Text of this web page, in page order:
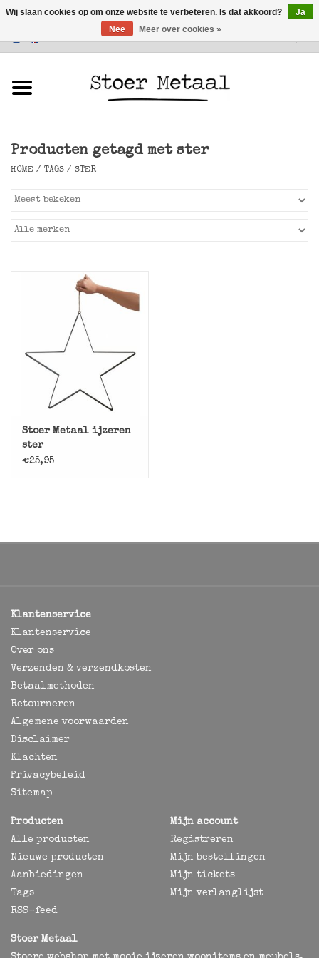
Klantenservice
Verlichting
SALE
Producten getagd met ster
HOME / TAGS / STER
Stoer Metaal ijzeren
ster
€25,95
Klantenservice
Klantenservice
Over ons
Verzenden & verzendkosten
Betaalmethoden
Retourneren
Algemene voorwaarden
Disclaimer
Klachten
Privacybeleid
Sitemap
Producten
Alle producten
Nieuwe producten
Aanbiedingen
Tags
RSS-feed
Mijn account
Registreren
Mijn bestellingen
Mijn tickets
Mijn verlanglijst
Stoer Metaal
Wij slaan cookies op om onze website te verbeteren. Is dat akkoord?
Ja
Nee
Meer over cookies »